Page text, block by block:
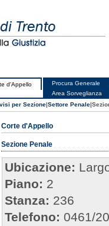
d'Appello
Procura Generale
Area Sorveglianza
per Sezione|Settore Penale|
Corte d'Appello
Sezione Penale
Ubicazione:
Piano: 2
Stanza: 236
Telefono:0461/